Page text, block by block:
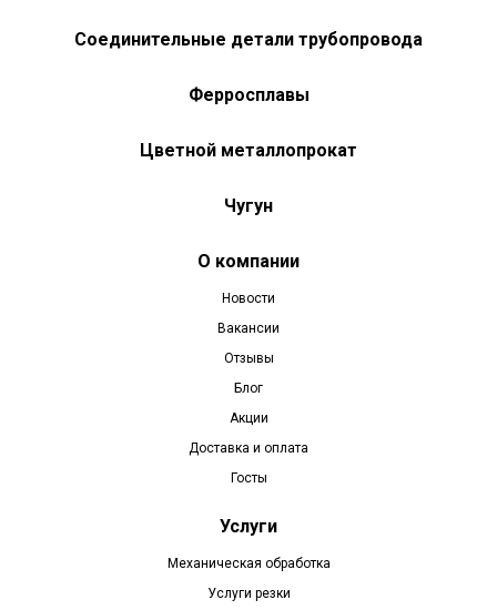
Соединительные детали трубопровода
Ферросплавы
Цветной металлопрокат
Чугун
О компании
Новости
Вакансии
Отзывы
Блог
Акции
Доставка и оплата
Госты
Услуги
Механическая обработка
Услуги резки